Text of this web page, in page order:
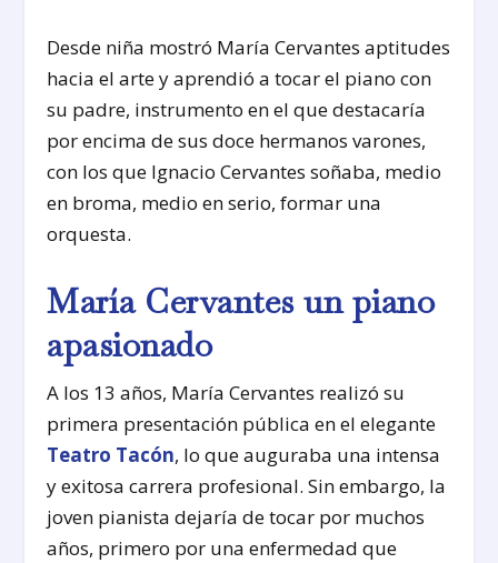
Desde niña mostró María Cervantes aptitudes
hacia el arte y aprendió a tocar el piano con
su padre, instrumento en el que destacaría
por encima de sus doce hermanos varones,
con los que Ignacio Cervantes soñaba, medio
en broma, medio en serio, formar una
orquesta.
María Cervantes un piano
apasionado
A los 13 años, María Cervantes realizó su
primera presentación pública en el elegante
Teatro Tacón, lo que auguraba una intensa
y exitosa carrera profesional. Sin embargo, la
joven pianista dejaría de tocar por muchos
años, primero por una enfermedad que